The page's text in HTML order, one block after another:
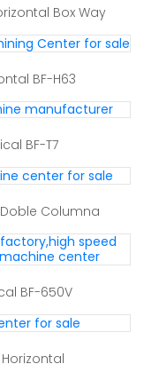
Box Way
BF-H63
BF-T7
Columna
BF-650V